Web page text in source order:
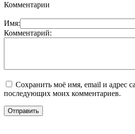
Комментарии
Имя:
Комментарий:
Сохранить моё имя, email и адрес
последующих моих комментариев.